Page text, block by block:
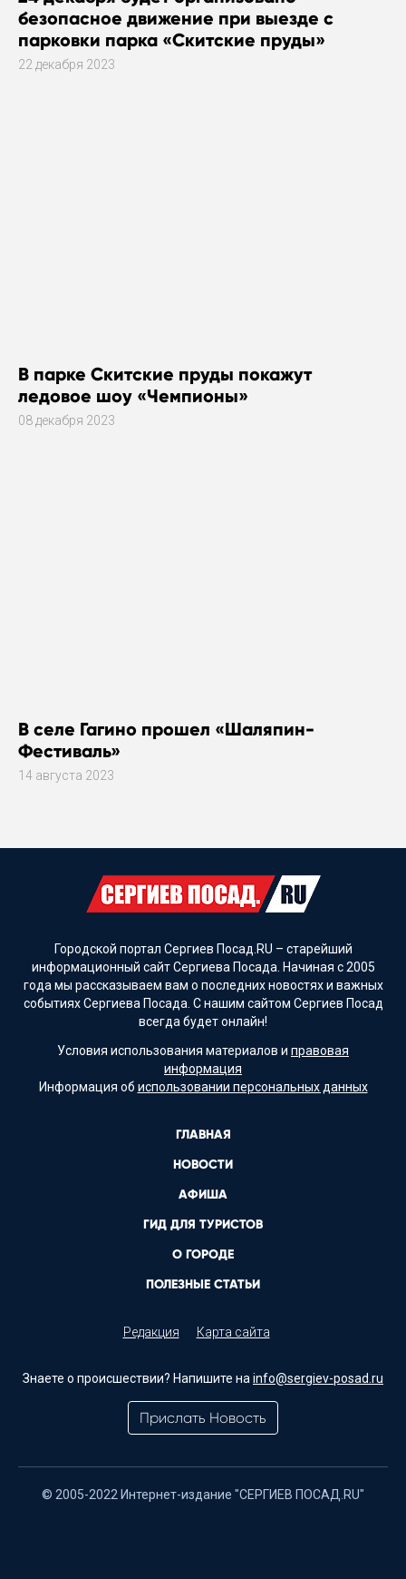
безопасное движение при выезде с
парковки парка «Скитские пруды»
22 декабря 2023
В парке Скитские пруды покажут
ледовое шоу «Чемпионы»
08 декабря 2023
В селе Гагино прошел «Шаляпин-
Фестиваль»
14 августа 2023
Городской портал Сергиев Посад.RU – старейший
информационный сайт Сергиева Посада. Начиная с 2005
года мы рассказываем вам о последних новостях и важных
событиях Сергиева Посада. С нашим сайтом Сергиев Посад
всегда будет онлайн!
Условия использования материалов и правовая
информация
Информация об использовании персональных данных
ГЛАВНАЯ
НОВОСТИ
АФИША
ГИД ДЛЯ ТУРИСТОВ
О ГОРОДЕ
ПОЛЕЗНЫЕ СТАТЬИ
Редакция Карта сайта
Знаете о происшествии? Напишите на info@sergiev-posad.ru
Прислать Новость
© 2005-2022 Интернет-издание "СЕРГИЕВ ПОСАД.RU"